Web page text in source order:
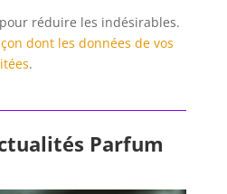
réduire les indésirables.
dont les données de vos
.
Parfum